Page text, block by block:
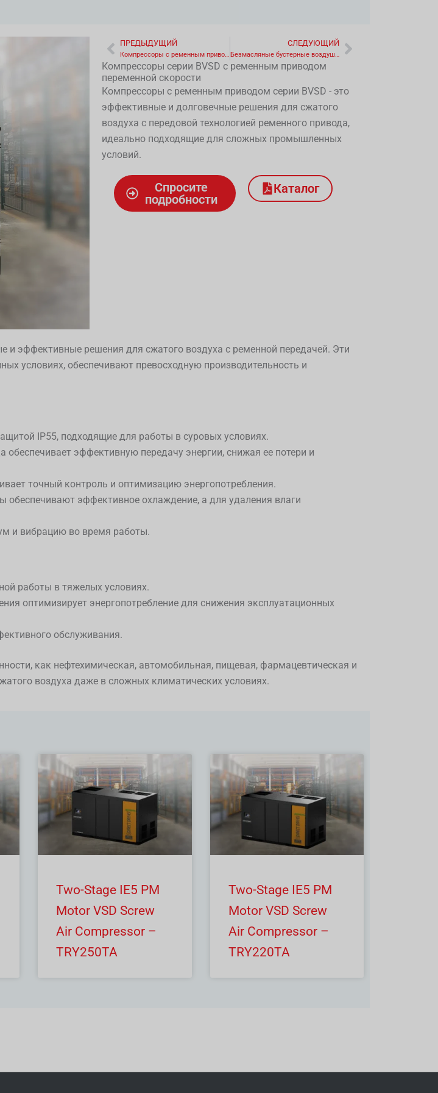
Prev
ПРЕДЫДУЩИЙ
Компрессоры с ременным приводом серии Compact BC
СЛЕДУЮЩИЙ
Безмасляные бустерные воздушные компрессоры
Компрессоры серии BVSD с ременным приводом
переменной скорости
Компрессоры с ременным приводом серии BVSD - это
эффективные и долговечные решения для сжатого
воздуха с передовой технологией ременного привода,
идеально подходящие для сложных промышленных
условий.
Спросите
подробности
Каталог
и эффективные решения для сжатого воздуха с ременной передачей. Эти
условиях, обеспечивают превосходную производительность и
IP55, подходящие для работы в суровых условиях.
обеспечивает эффективную передачу энергии, снижая ее потери и
точный контроль и оптимизацию энергопотребления.
обеспечивают эффективное охлаждение, а для удаления влаги
и вибрацию во время работы.
работы в тяжелых условиях.
оптимизирует энергопотребление для снижения эксплуатационных
обслуживания.
как нефтехимическая, автомобильная, пищевая, фармацевтическая и
воздуха даже в сложных климатических условиях.
Two-Stage IE5 PM
Motor VSD Screw
Air Compressor –
TRY250TA
Two-Stage IE5 PM
Motor VSD Screw
Air Compressor –
TRY220TA